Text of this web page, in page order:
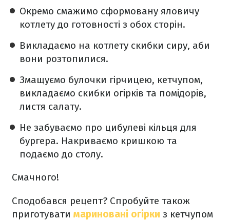
Окремо смажимо сформовану яловичу
котлету до готовності з обох сторін.
Викладаємо на котлету скибки сиру, аби
вони розтопилися.
Змащуємо булочки гірчицею, кетчупом,
викладаємо скибки огірків та помідорів,
листя салату.
Не забуваємо про цибулеві кільця для
бургера. Накриваємо кришкою та
подаємо до столу.
Смачного!
Сподобався рецепт? Спробуйте також
приготувати мариновані огірки з кетчупом